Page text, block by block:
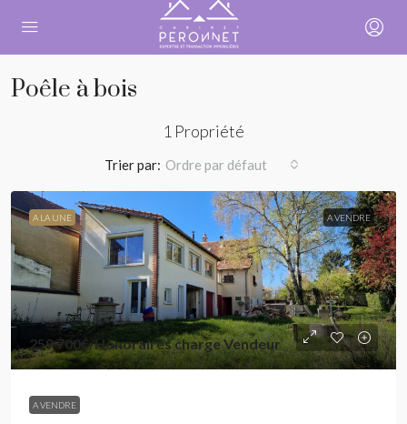
Poêle à bois
1 Propriété
Trier par: Ordre par défaut
A LA UNE A VENDRE
259 700€/Honoraires charge Vendeur
A VENDRE